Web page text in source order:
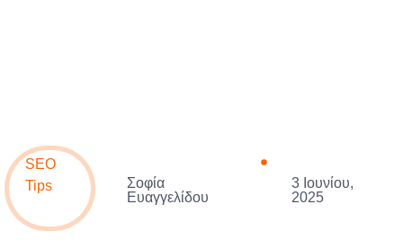
SEO
Tips
Σοφία
Ευαγγελίδου
3 Ιουνίου,
2025